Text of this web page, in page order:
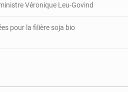
Véronique Leu-Govind
pour la filière soja bio